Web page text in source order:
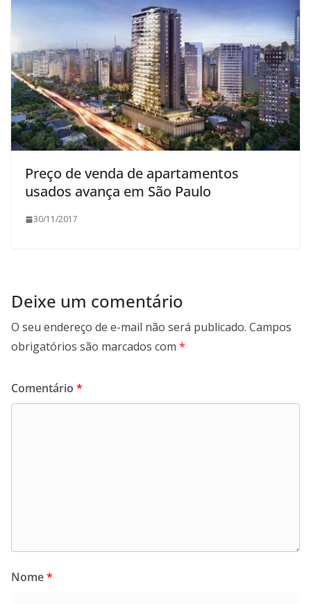
Preço de venda de apartamentos
usados avança em São Paulo
30/11/2017
Deixe um comentário
O seu endereço de e-mail não será publicado. Campos
obrigatórios são marcados com *
Comentário *
Nome*